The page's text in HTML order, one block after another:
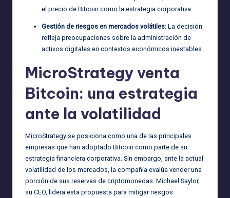
el precio de Bitcoin como la estrategia corporativa.
Gestión de riesgos en mercados volátiles: La decisión
refleja preocupaciones sobre la administración de
activos digitales en contextos económicos inestables.
MicroStrategy venta
Bitcoin: una estrategia
ante la volatilidad
MicroStrategy se posiciona como una de las principales
empresas que han adoptado Bitcoin como parte de su
estrategia financiera corporativa. Sin embargo, ante la actual
volatilidad de los mercados, la compañía evalúa vender una
porción de sus reservas de criptomonedas. Michael Saylor,
su CEO, lidera esta propuesta para mitigar riesgos